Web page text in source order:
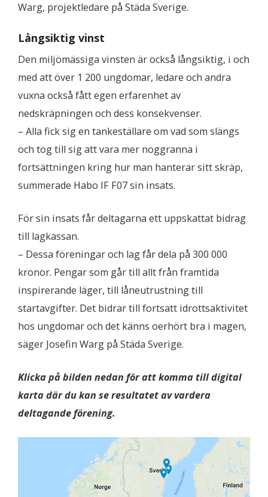
Warg, projektledare på Städa Sverige.
Långsiktig vinst
Den miljömässiga vinsten är också långsiktig, i och
med att över 1 200 ungdomar, ledare och andra
vuxna också fått egen erfarenhet av
nedskräpningen och dess konsekvenser.
– Alla fick sig en tankeställare om vad som slängs
och tog till sig att vara mer noggranna i
fortsättningen kring hur man hanterar sitt skräp,
summerade Habo IF F07 sin insats.
För sin insats får deltagarna ett uppskattat bidrag
till lagkassan.
– Dessa föreningar och lag får dela på 300 000
kronor. Pengar som går till allt från framtida
inspirerande läger, till låneutrustning till
startavgifter. Det bidrar till fortsatt idrottsaktivitet
hos ungdomar och det känns oerhört bra i magen,
säger Josefin Warg på Städa Sverige.
Klicka på bilden nedan för att komma till digital
karta där du kan se resultatet av vardera
deltagande förening.